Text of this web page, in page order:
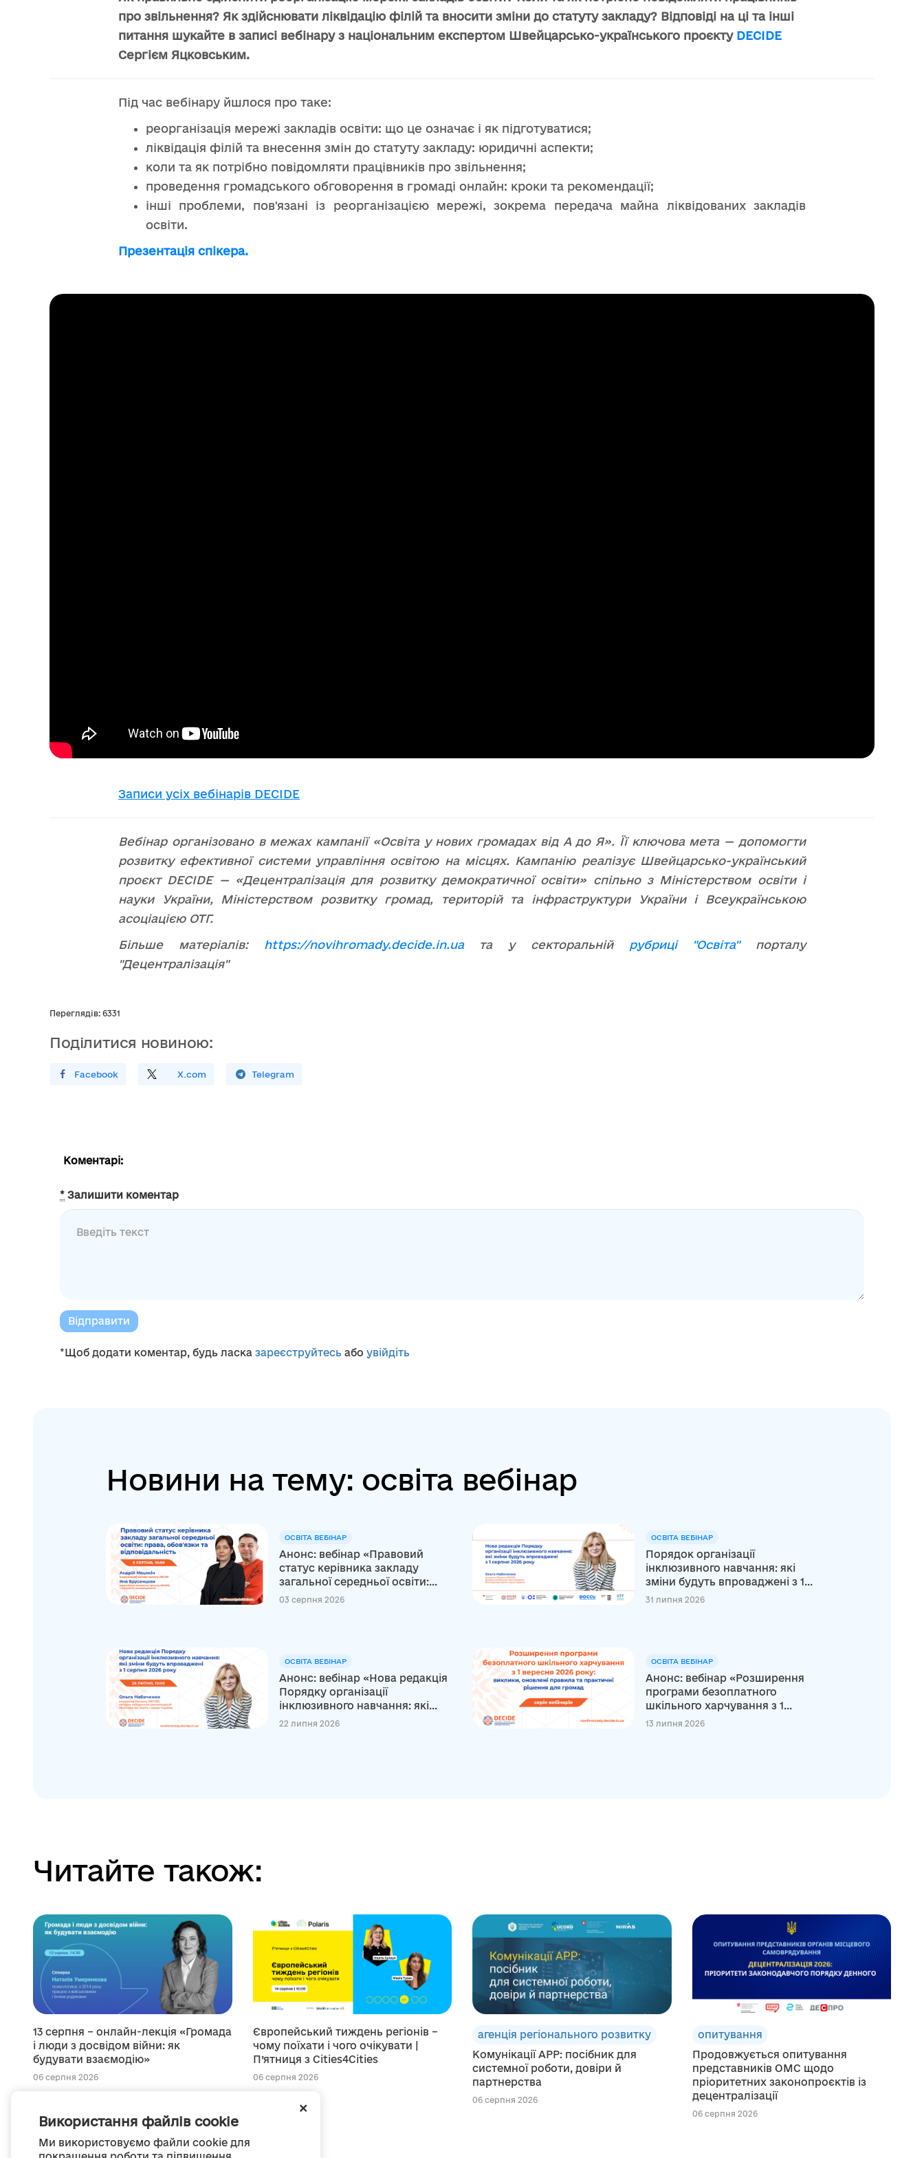
+
Використання файлів cookie
Ми використовуємо файли cookie для
про звільнення? Як здійснювати ліквідацію філій та вносити зміни до статуту закладу? Відповіді на ці та інші
питання шукайте в записі вебінару з національним експертом Швейцарсько-українського проєкту DECIDE
Сергієм Яцковським.
Під час вебінару йшлося про таке:
реорганізація мережі закладів освіти: що це означає і як підготуватися;
ліквідація філій та внесення змін до статуту закладу: юридичні аспекти;
коли та як потрібно повідомляти працівників про звільнення;
проведення громадського обговорення в громаді онлайн: кроки та рекомендації;
інші проблеми, пов'язані із реорганізацією мережі, зокрема передача майна ліквідованих закладів
освіти.
Презентація спікера.
Записи усіх вебінарів DECIDE
Вебінар організовано в межах кампанії «Освіта у нових громадах від А до Я». Її ключова мета — допомогти
розвитку ефективної системи управління освітою на місцях. Кампанію реалізує Швейцарсько-український
проєкт DECIDE — «Децентралізація для розвитку демократичної освіти» спільно з Міністерством освіти і
науки України, Міністерством розвитку громад, територій та інфраструктури України і Всеукраїнською
асоціацією ОТГ.
Більше матеріалів: https://novihromady.decide.in.ua та у секторальній рубриці "Освіта" порталу
"Децентралізація"
Переглядів: 6331
Поділитися новиною:
Поширити У FacebookПоділитись X.comПоширити У Telegram
Коментарі:
* Залишити коментар
Відправити
*Щоб додати коментар, будь ласка зареєструйтесь або увійдіть
Новини на тему: освіта вебінар
ОСВІТА ВЕБІНАР
Анонс: вебінар «Правовий
статус керівника закладу
загальної середньої освіти:...
03 серпня 2026
ОСВІТА ВЕБІНАР
Порядок організації
інклюзивного навчання: які
зміни будуть впроваджені з 1...
31 липня 2026
ОСВІТА ВЕБІНАР
Анонс: вебінар «Нова редакція
Порядку організації
інклюзивного навчання: які...
22 липня 2026
ОСВІТА ВЕБІНАР
Анонс: вебінар «Розширення
програми безоплатного
шкільного харчування з 1...
13 липня 2026
Читайте також:
13 серпня – онлайн-лекція «Громада
і люди з досвідом війни: як
будувати взаємодію»
06 серпня 2026
Європейський тиждень регіонів –
чому поїхати і чого очікувати |
П’ятниця з Cities4Cities
06 серпня 2026
агенція регіонального розвитку
Комунікації АРР: посібник для
системної роботи, довіри й
партнерства
06 серпня 2026
опитування
Продовжується опитування
представників ОМС щодо
пріоритетних законопроєктів із
децентралізації
06 серпня 2026